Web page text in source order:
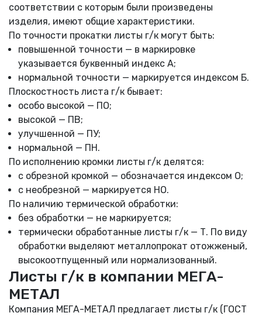
соответствии с которым были произведены
изделия, имеют общие характеристики.
По точности прокатки листы г/к могут быть:
повышенной точности — в маркировке
указывается буквенный индекс А;
нормальной точности — маркируется индексом Б.
Плоскостность листа г/к бывает:
особо высокой — ПО;
высокой — ПВ;
улучшенной — ПУ;
нормальной — ПН.
По исполнению кромки листы г/к делятся:
с обрезной кромкой — обозначается индексом О;
с необрезной — маркируется НО.
По наличию термической обработки:
без обработки — не маркируется;
термически обработанные листы г/к — Т. По виду
обработки выделяют металлопрокат отожженый,
высокоотпущенный или нормализованный.
Листы г/к в компании МЕГА-
МЕТАЛ
Компания МЕГА-МЕТАЛ предлагает листы г/к (ГОСТ